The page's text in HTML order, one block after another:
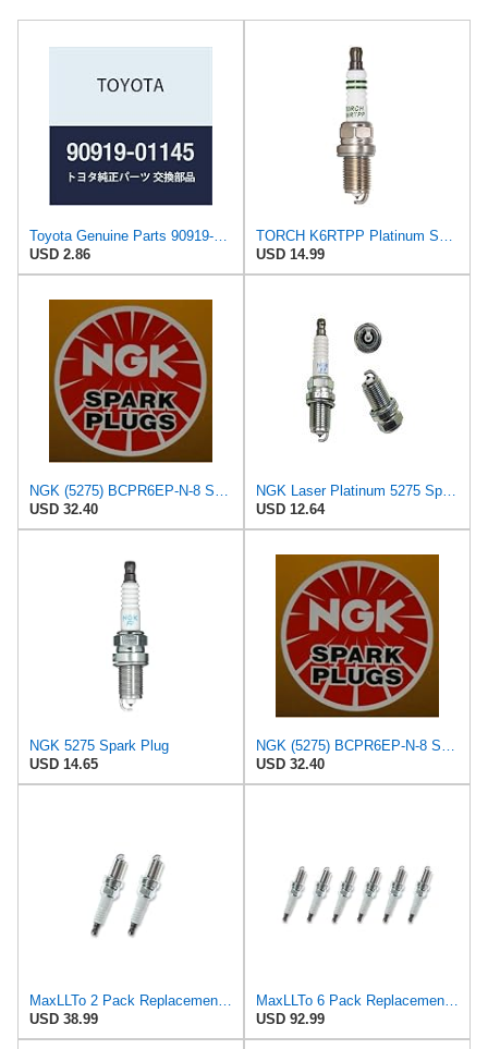
Toyota Genuine Parts 90919-01145 Spark Plug
USD 2.86
USD 14.99
USD 32.40
USD 12.64
NGK 5275 Spark Plug
USD 14.65
USD 32.40
MaxLLTo 2 Pack Replacement 5275 Platinum Spark Plug for Beck for Arnley 1765201 for DENSO Auto 3113
USD 38.99
USD 92.99